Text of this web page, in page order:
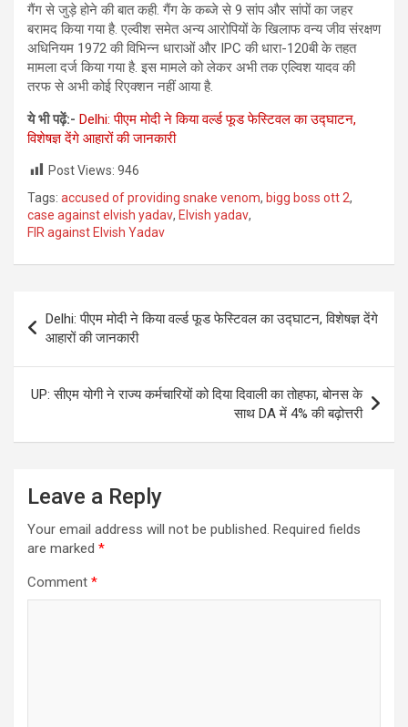
गैंग से जुड़े होने की बात कही. गैंग के कब्‍जे से 9 सांप और सांपों का जहर
बरामद किया गया है. एल्‍वीश समेत अन्‍य आरोपियों के खिलाफ वन्य जीव संरक्षण
अधिनियम 1972 की विभिन्न धाराओं और IPC की धारा-120बी के तहत
मामला दर्ज किया गया है. इस मामले को लेकर अभी तक एल्विश यादव की
तरफ से अभी कोई रिएक्‍शन नहीं आया है.
ये भी पढ़ें:- Delhi: पीएम मोदी ने किया वर्ल्ड फूड फेस्टिवल का उद्घाटन,
विशेषज्ञ देंगे आहारों की जानकारी
Post Views: 946
Tags: accused of providing snake venom, bigg boss ott 2,
case against elvish yadav, Elvish yadav,
FIR against Elvish Yadav
navigation
Delhi: पीएम मोदी ने किया वर्ल्ड फूड फेस्टिवल का उद्घाटन, विशेषज्ञ देंगे
आहारों की जानकारी
UP: सीएम योगी ने राज्य कर्मचारियों को दिया दिवाली का तोहफा, बोनस के
साथ DA में 4% की बढ़ोत्तरी
Leave a Reply
Your email address will not be published. Required fields
are marked *
Comment *